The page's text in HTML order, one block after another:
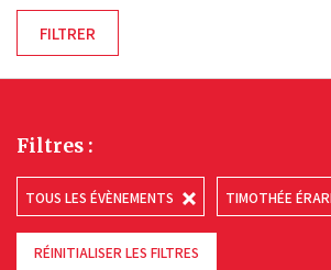
Filtres :
TOUS LES ÉVÈNEMENTS TIMOTHÉE
RÉINITIALISER LES FILTRES